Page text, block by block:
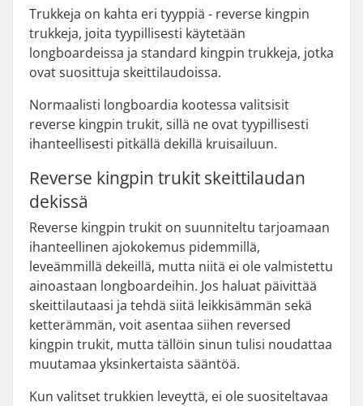
Trukkeja on kahta eri tyyppiä - reverse kingpin
trukkeja, joita tyypillisesti käytetään
longboardeissa ja standard kingpin trukkeja, jotka
ovat suosittuja skeittilaudoissa.
Normaalisti longboardia kootessa valitsisit
reverse kingpin trukit, sillä ne ovat tyypillisesti
ihanteellisesti pitkällä dekillä kruisailuun.
Reverse kingpin trukit skeittilaudan
dekissä
Reverse kingpin trukit on suunniteltu tarjoamaan
ihanteellinen ajokokemus pidemmillä,
leveämmillä dekeillä, mutta niitä ei ole valmistettu
ainoastaan longboardeihin. Jos haluat päivittää
skeittilautaasi ja tehdä siitä leikkisämmän sekä
ketterämmän, voit asentaa siihen reversed
kingpin trukit, mutta tällöin sinun tulisi noudattaa
muutamaa yksinkertaista sääntöä.
Kun valitset trukkien leveyttä, ei ole suositeltavaa